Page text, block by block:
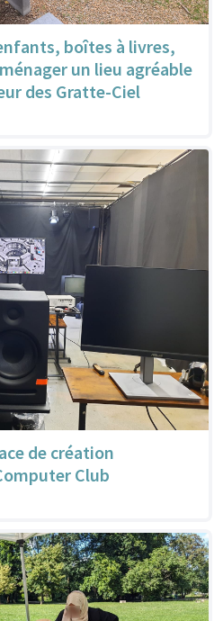
boîtes à livres,
un lieu agréable
des Gratte-Ciel
de création
Club